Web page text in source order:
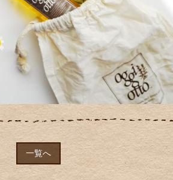
一覧へ